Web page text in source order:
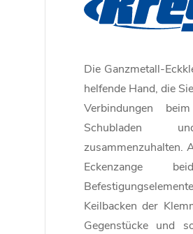
Die Ganzmetall-
helfende Hand, die
Verbindungen
Schubladen
zusammenzuhalten.
Eckenzange
Keilbacken der
Gegenstücke und